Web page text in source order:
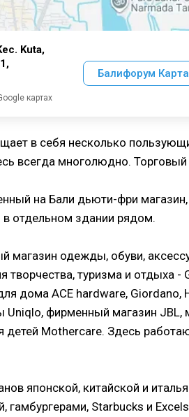
Kuta,
картах
Балифорум Карта
в себя несколько
всегда многолюдно. Торговый
на Бали дьюти-фри
отдельном здании рядом.
магазин одежды, обуви,
творчества, туризма и отдыха -
дома ACE hardware, Giordano,
фирменный магазин JBL,
Mothercare. Здесь
японской, китайской и
гамбургерами, Starbucks и